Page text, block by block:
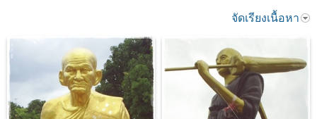
จัดเรียงเนื้อหา